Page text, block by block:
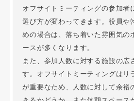
オフサイトミーティングの参加者
選び方が変わってきます。役員や
めの場合は、落ち着いた雰囲気の
ースが多くなります。
また、参加人数に対する施設の広
す。オフサイトミーティングはリ
が重要なため、人数に対して余裕